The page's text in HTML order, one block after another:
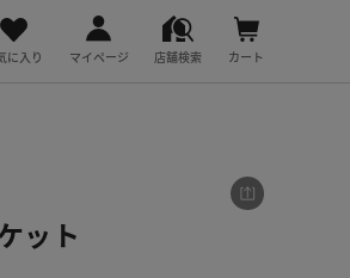
に入り マイページ 店舗検索 カート
ット